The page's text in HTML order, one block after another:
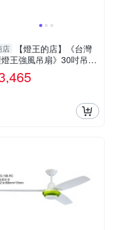
店
【燈王的店】《台灣
王強風吊扇》30吋吊扇
吊扇燈5+1燈(馬達保固十
☆KS-311+KS-312